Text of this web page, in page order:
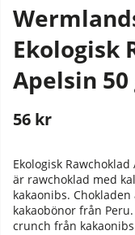
Ekologisk
Apelsin 50
56 kr
Ekologisk
är rawchoklad med
kakaonibs.
kakaobönor från
crunch från